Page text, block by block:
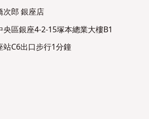
次郎 銀座店
區銀座4-2-15塚本總業大樓B1
C6出口步行1分鐘